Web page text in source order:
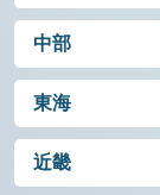
中部
東海
近畿